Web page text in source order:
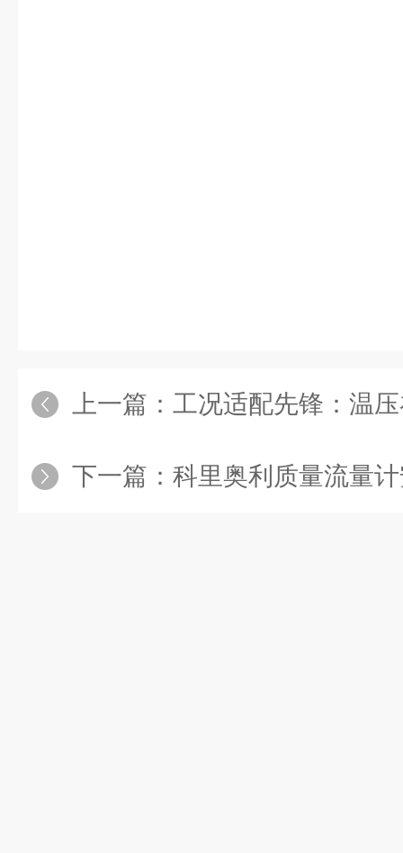
上一篇： 工况适配先锋：温压补偿
下一篇： 科里奥利质量流量计安装前